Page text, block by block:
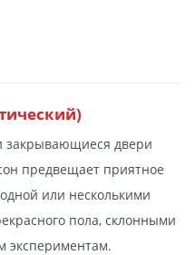
закрывающиеся двери
предвещает приятное
или несколькими
пола, склонными
экспериментам.